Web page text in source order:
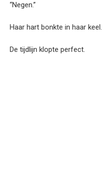
“Negen.”
Haar hart bonkte in haar keel.
De tijdlijn klopte perfect.